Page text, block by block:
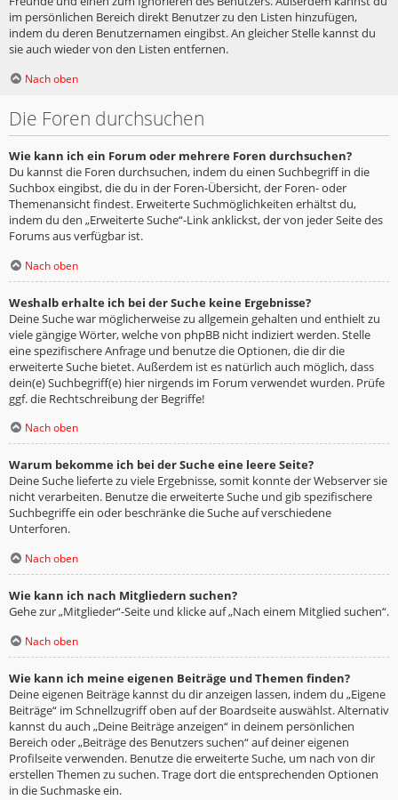
im persönlichen Bereich direkt Benutzer zu den Listen hinzufügen,
indem du deren Benutzernamen eingibst. An gleicher Stelle kannst du
sie auch wieder von den Listen entfernen.
Nach oben
Die Foren durchsuchen
Wie kann ich ein Forum oder mehrere Foren durchsuchen?
Du kannst die Foren durchsuchen, indem du einen Suchbegriff in die
Suchbox eingibst, die du in der Foren-Übersicht, der Foren- oder
Themenansicht findest. Erweiterte Suchmöglichkeiten erhältst du,
indem du den „Erweiterte Suche“-Link anklickst, der von jeder Seite des
Forums aus verfügbar ist.
Nach oben
Weshalb erhalte ich bei der Suche keine Ergebnisse?
Deine Suche war möglicherweise zu allgemein gehalten und enthielt zu
viele gängige Wörter, welche von phpBB nicht indiziert werden. Stelle
eine spezifischere Anfrage und benutze die Optionen, die dir die
erweiterte Suche bietet. Außerdem ist es natürlich auch möglich, dass
dein(e) Suchbegriff(e) hier nirgends im Forum verwendet wurden. Prüfe
ggf. die Rechtschreibung der Begriffe!
Nach oben
Warum bekomme ich bei der Suche eine leere Seite?
Deine Suche lieferte zu viele Ergebnisse, somit konnte der Webserver sie
nicht verarbeiten. Benutze die erweiterte Suche und gib spezifischere
Suchbegriffe ein oder beschränke die Suche auf verschiedene
Unterforen.
Nach oben
Wie kann ich nach Mitgliedern suchen?
Gehe zur „Mitglieder“-Seite und klicke auf „Nach einem Mitglied suchen“.
Nach oben
Wie kann ich meine eigenen Beiträge und Themen finden?
Deine eigenen Beiträge kannst du dir anzeigen lassen, indem du „Eigene
Beiträge“ im Schnellzugriff oben auf der Boardseite auswählst. Alternativ
kannst du auch „Deine Beiträge anzeigen“ in deinem persönlichen
Bereich oder „Beiträge des Benutzers suchen“ auf deiner eigenen
Profilseite verwenden. Benutze die erweiterte Suche, um nach von dir
erstellen Themen zu suchen. Trage dort die entsprechenden Optionen
in die Suchmaske ein.